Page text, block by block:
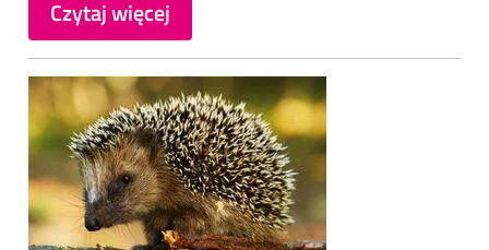
Czytaj więcej